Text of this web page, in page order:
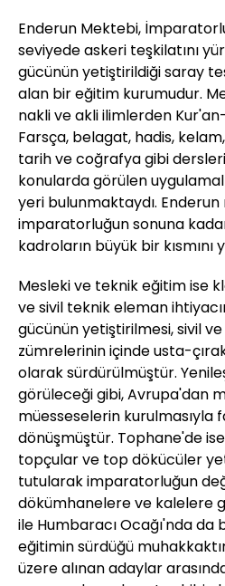
Enderun Mektebi,
seviyede askeri teşkilatını
gücünün yetiştirildiği saray
alan bir eğitim kurumudur.
nakli ve akli ilimlerden
Farsça, belagat, hadis,
tarih ve coğrafya gibi dersleri
konularda görülen
yeri bulunmaktaydı.
imparatorluğun sonuna
kadroların büyük bir
Mesleki ve teknik eğitim ise
ve sivil teknik eleman
gücünün yetiştirilmesi, sivil
zümrelerinin içinde usta-
olarak sürdürülmüştür.
görüleceği gibi, Avrupa'dan
müesseselerin kurulmasıyla
dönüşmüştür. Tophane'de
topçular ve top dökücüler
tutularak imparatorluğun
dökümhanelere ve kalelere
ile Humbaracı Ocağı'nda da
eğitimin sürdüğü
üzere alınan adaylar